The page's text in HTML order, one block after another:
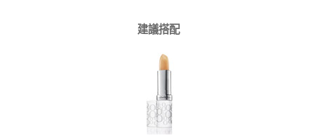
建議搭配